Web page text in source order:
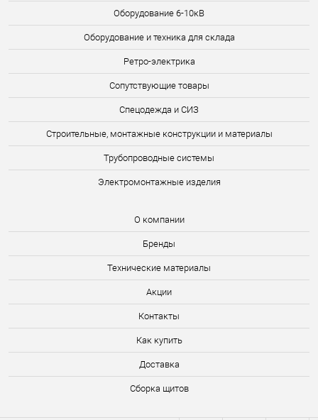
Оборудование 6-10кВ
Оборудование и техника для склада
Ретро-электрика
Сопутствующие товары
Спецодежда и СИЗ
Строительные, монтажные конструкции и материалы
Трубопроводные системы
Электромонтажные изделия
О компании
Бренды
Технические материалы
Акции
Контакты
Как купить
Доставка
Сборка щитов